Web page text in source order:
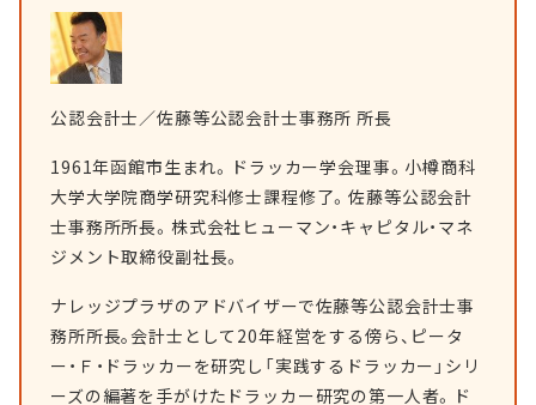
公認会計士／佐藤等公認会計士事務所 所長
1961年函館市生まれ。ドラッカー学会理事。小樽商科
大学大学院商学研究科修士課程修了。佐藤等公認会計
士事務所所長。株式会社ヒューマン・キャピタル・マネ
ジメント取締役副社長。
ナレッジプラザのアドバイザーで佐藤等公認会計士事
務所所長｡会計士として20年経営をする傍ら、ピータ
ー・Ｆ・ドラッカーを研究し「実践するドラッカー」シリ
ーズの編著を手がけたドラッカー研究の第一人者。ド